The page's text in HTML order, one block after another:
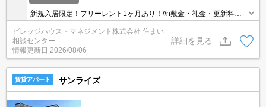
新規入居限定！フリーレント1ヶ月あり！\\n敷金・礼金・更新料・
鍵交換代0円！\\n※契約内容や審査の結果、敷金をお預かりする場
合がございます。
ビレッジハウス・マネジメント株式会社 住まい
相談センター
情報更新日 2026/08/06
詳細を見る
賃貸アパート サンライズ